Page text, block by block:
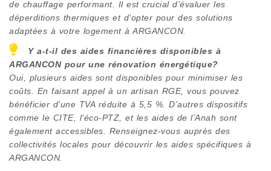
de chauffage performant. Il est crucial d’évaluer les
déperditions thermiques et d’opter pour des solutions
adaptées à votre logement à ARGANCON
Y a-t-il des aides financières disponibles à
ARGANCONpour une rénovation énergétique?
Oui, plusieurs aides sont disponibles pour minimiser les
coûts. En faisant appel à un artisan RGE, vous pouvez
bénéficier d’une TVA réduite à 5,5 %. D’autres dispositifs
comme le CITE, l’éco-PTZ, et les aides de l’Anah sont
également accessibles. Renseignez-vous auprès des
collectivités locales pour découvrir les aides spécifiques à
ARGANCON